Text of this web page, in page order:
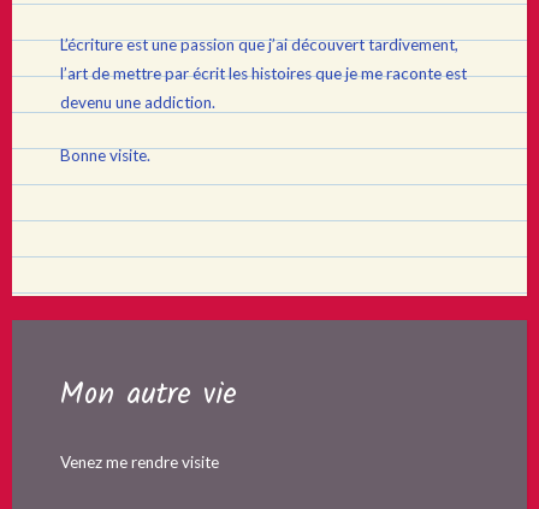
L’écriture est une passion que j’ai découvert tardivement,
l’art de mettre par écrit les histoires que je me raconte est
devenu une addiction.
Bonne visite.
Mon autre vie
Venez me rendre visite